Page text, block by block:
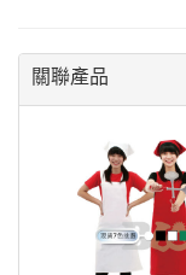
關聯產品